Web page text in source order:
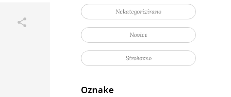
Nekategorizirano
Novice
Strokovno
Oznake